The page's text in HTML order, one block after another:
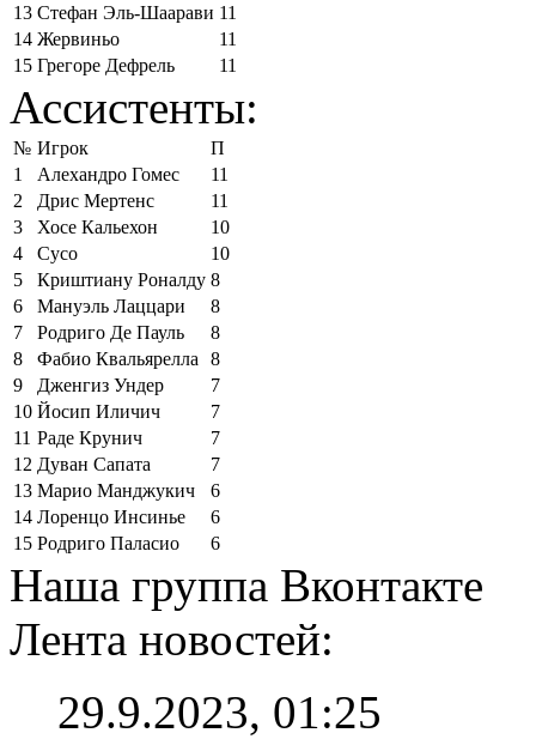
13 Стефан Эль-Шаарави 11
14 Жервиньо
11
15 Грегоре Дефрель 11
Ассистенты:
№ Игрок
П
1
Алехандро Гомес
11
2
Дрис Мертенс
11
3
Хосе Кальехон
10
4
Сусо
10
5
Криштиану Роналду 8
6
Мануэль Лаццари
8
7
Родриго Де Пауль
8
8
Фабио Квальярелла
8
9
Дженгиз Ундер
7
10 Йосип Иличич
7
11 Раде Крунич
7
12 Дуван Сапата
7
13 Марио Манджукич
6
14 Лоренцо Инсинье
6
15 Родриго Паласио 6
Наша группа Вконтакте
Лента новостей:
29.9.2023, 01:25